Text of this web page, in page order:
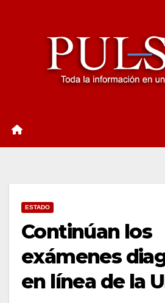
ESTADO
Continúan los
exámenes
en línea de la